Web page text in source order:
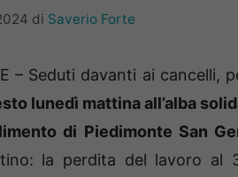
di Saverio Forte
– Seduti davanti ai cancelli,
lunedì mattina all’alba
di Piedimonte San
la perdita del lavoro al